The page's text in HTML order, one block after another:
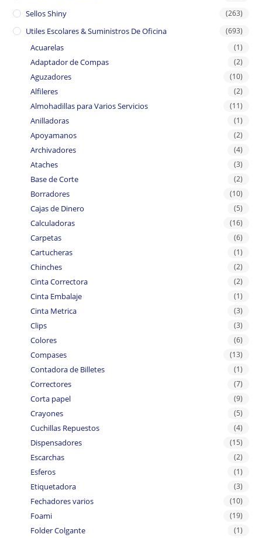
Sellos Shiny (263)
Utiles Escolares & Suministros De Oficina (693)
Acuarelas (1)
Adaptador de Compas (2)
Aguzadores (10)
Alfileres (2)
Almohadillas para Varios Servicios (11)
Anilladoras (1)
Apoyamanos (2)
Archivadores (4)
Ataches (3)
Base de Corte (2)
Borradores (10)
Cajas de Dinero (5)
Calculadoras (16)
Carpetas (6)
Cartucheras (1)
Chinches (2)
Cinta Correctora (2)
Cinta Embalaje (1)
Cinta Metrica (3)
Clips (3)
Colores (6)
Compases (13)
Contadora de Billetes (1)
Correctores (7)
Corta papel (9)
Crayones (5)
Cuchillas Repuestos (4)
Dispensadores (15)
Escarchas (2)
Esferos (1)
Etiquetadora (3)
Fechadores varios (10)
Foami (19)
Folder Colgante (1)